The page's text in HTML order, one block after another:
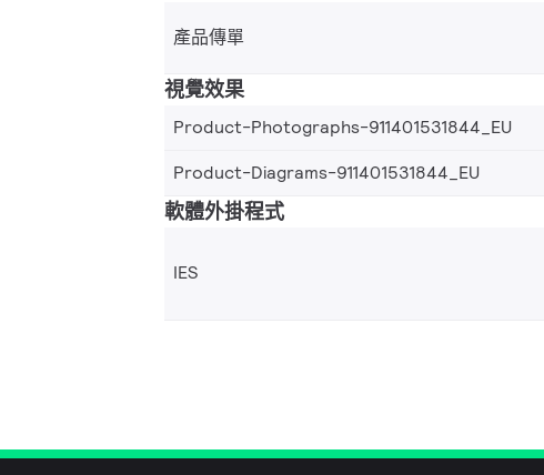
產品傳單
視覺效果
Product-Photographs-911401531844_EU
Product-Diagrams-911401531844_EU
軟體外掛程式
IES